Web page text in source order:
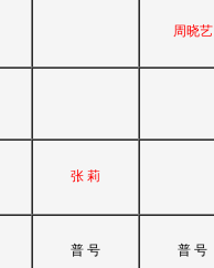
周晓艺
张 莉
普 号 普 号